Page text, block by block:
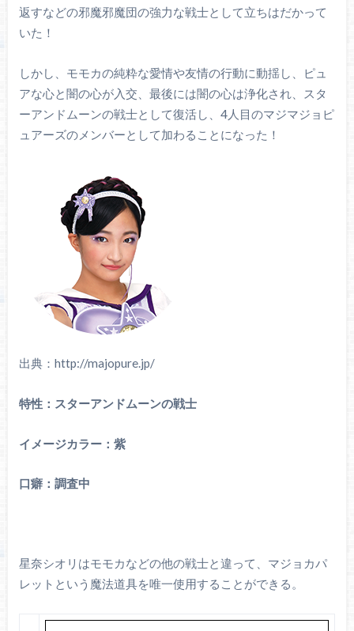
返すなどの邪魔邪魔団の強力な戦士として立ちはだかって
いた！
しかし、モモカの純粋な愛情や友情の行動に動揺し、ピュ
アな心と闇の心が入交、最後には闇の心は浄化され、スタ
ーアンドムーンの戦士として復活し、4人目のマジマジョピ
ュアーズのメンバーとして加わることになった！
出典：http://majopure.jp/
特性：スターアンドムーンの戦士
イメージカラー：紫
口癖：調査中
星奈シオリはモモカなどの他の戦士と違って、マジョカパ
レットという魔法道具を唯一使用することができる。